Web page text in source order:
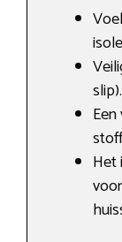
slip).
Het